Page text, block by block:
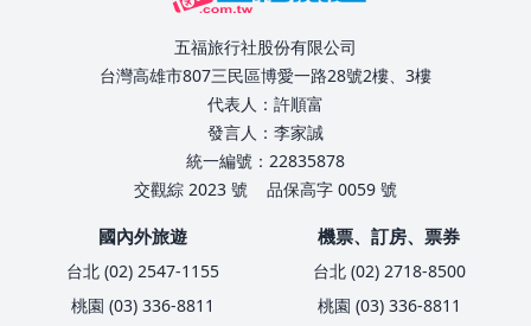
五福旅行社股份有限公司
台灣高雄市807三民區博愛一路28號2樓、3樓
代表人：許順富
發言人：李家誠
統一編號：22835878
交觀綜 2023 號
品保高字 0059 號
國內外旅遊
台北 (02) 2547-1155
桃園 (03) 336-8811
機票、訂房、票券
台北 (02) 2718-8500
桃園 (03) 336-8811